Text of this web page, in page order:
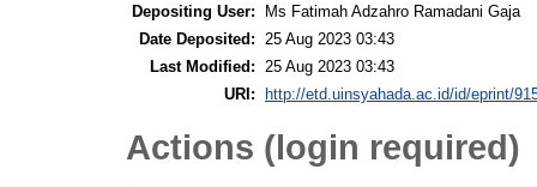
Depositing User:
Ms Fatimah Adzahro Ramadani Gaja
Date Deposited:
25 Aug 2023 03:43
Last Modified:
25 Aug 2023 03:43
URI:
http://etd.uinsyahada.ac.id/id/eprint/
Actions (login required)